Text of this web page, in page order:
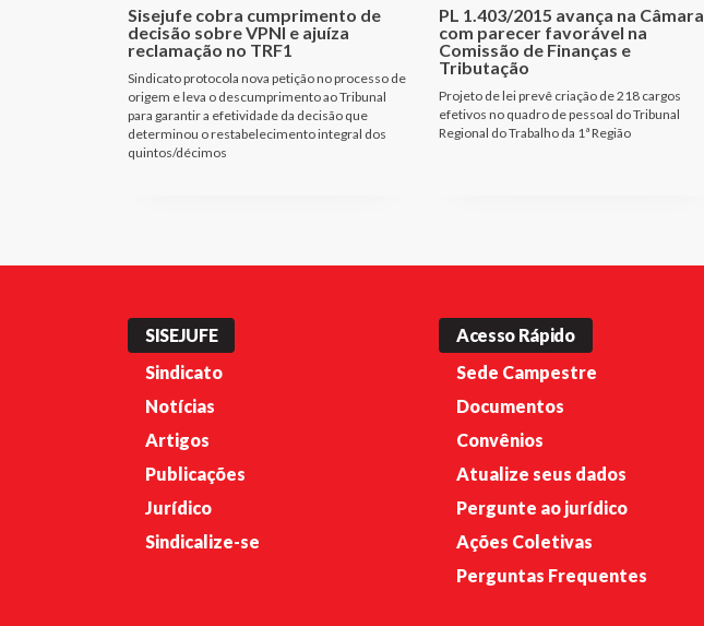
Sisejufe cobra cumprimento de
decisão sobre VPNI e ajuíza
reclamação no TRF1
Sindicato protocola nova petição no processo de
origem e leva o descumprimento ao Tribunal
para garantir a efetividade da decisão que
determinou o restabelecimento integral dos
quintos/décimos
PL 1.403/2015 avança na Câmara
com parecer favorável na
Comissão de Finanças e
Tributação
Projeto de lei prevê criação de 218 cargos
efetivos no quadro de pessoal do Tribunal
Regional do Trabalho da 1ª Região
SISEJUFE
Sindicato
Notícias
Artigos
Publicações
Jurídico
Sindicalize-se
Acesso Rápido
Sede Campestre
Documentos
Convênios
Atualize seus dados
Pergunte ao jurídico
Ações Coletivas
Perguntas Frequentes